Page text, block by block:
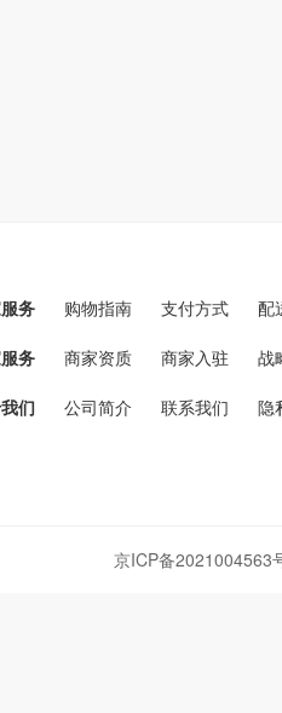
务 购物指南 支付方式 配
务 商家资质 商家入驻 战
们 公司简介 联系我们 隐
京ICP备2021004563